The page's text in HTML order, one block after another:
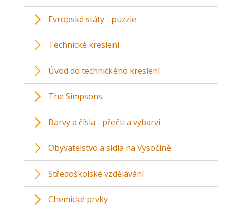
Evropské státy - puzzle
Technické kreslení
Úvod do technického kreslení
The Simpsons
Barvy a čísla - přečti a vybarvi
Obyvatelstvo a sídla na Vysočině
Středoškolské vzdělávání
Chemické prvky